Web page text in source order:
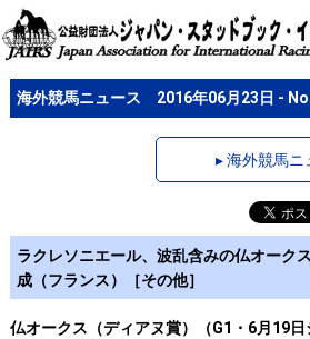
海外競馬ニュース 2016年06月23日 -
▸ 海外競馬ニ
ラクレソニエール、波乱含みの仏オーク
成（フランス）［その他］
仏オークス（ディアヌ賞）（G1・6月19日